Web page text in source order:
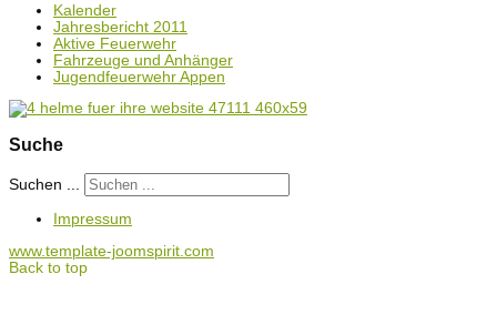
Kalender
Jahresbericht 2011
Aktive Feuerwehr
Fahrzeuge und Anhänger
Jugendfeuerwehr Appen
Suche
Suchen ...
Impressum
www.template-joomspirit.com
Back to top